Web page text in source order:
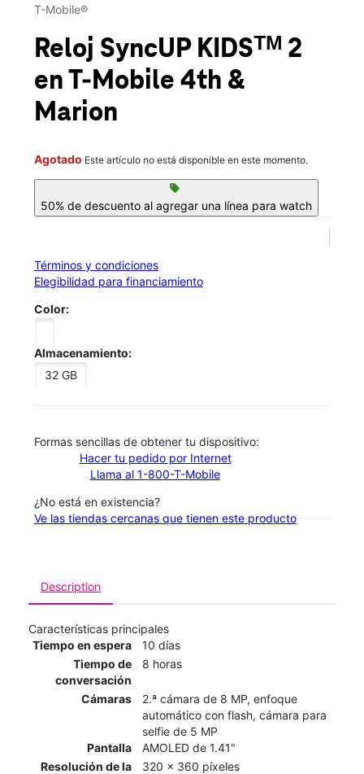
Lun.:10:00 a.m. a 7:00 p.m.
location_on
2111 S 4th Street Leavenworth, KS 66048
T-Mobile®
Reloj SyncUP KIDSᵀᴹ 2
en T-Mobile 4th &
Marion
Agotado Este artículo no está disponible en este momento.
sell
50% de descuento al agregar una línea para watch
Términos y condiciones
Elegibilidad para financiamiento
Color:
Almacenamiento:
32 GB
​​​​​​​Formas sencillas de obtener tu dispositivo:
Hacer tu pedido por Internet
Llama al 1-800-T-Mobile
¿No está en existencia?
Ve las tiendas cercanas que tienen este producto
Description
Características principales
Tiempo en espera
10 días
Tiempo de
conversación
8 horas
Cámaras
2.ª cámara de 8 MP, enfoque
automático con flash, cámara para
selfie de 5 MP
Pantalla
AMOLED de 1.41"
Resolución de la
320 x 360 píxeles